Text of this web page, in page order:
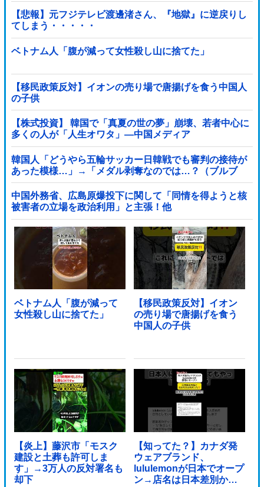
【悲報】元フジテレビ渡邊渚さん、『地獄』に逆戻りし
てしまう・・・・・
ベトナム人「腹が減って女性殺し山に捨てた」
【移民政策反対】イオンの売り場で唐揚げを食う中国人
の子供
【株式投資】 韓国で「真夏の世の夢」崩壊、若者中心に
多くの人が「人生オワタ」―中国メディア
韓国人「どうやら五輪サッカー日韓戦でも審判の接待が
あった模様…」→「メダル剥奪なのでは…？（ブルブ
ル」＝韓国の反応
中国外務省、広島原爆投下に関して「同情を得ようと核
被害者の立場を政治利用」と主張！他
ベトナム人「腹が減って
女性殺し山に捨てた」
【移民政策反対】イオン
の売り場で唐揚げを食う
中国人の子供
【炎上】藤沢市「モスク
建設と土葬も許可しま
す」→3万人の反対署名も
却下
【知ってた？】カナダ発
ウェアブランド、
lululemonが日本でオープ
ン→店名は日本差別から